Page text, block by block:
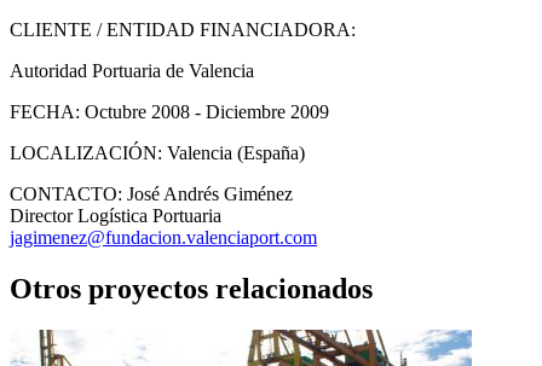
CLIENTE / ENTIDAD FINANCIADORA:
Autoridad Portuaria de Valencia
FECHA: Octubre 2008 - Diciembre 2009
LOCALIZACIÓN: Valencia (España)
CONTACTO: José Andrés Giménez
Director Logística Portuaria
jagimenez@fundacion.valenciaport.com
Otros proyectos relacionados